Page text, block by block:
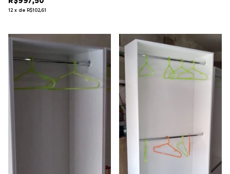
12 x de R$102,61